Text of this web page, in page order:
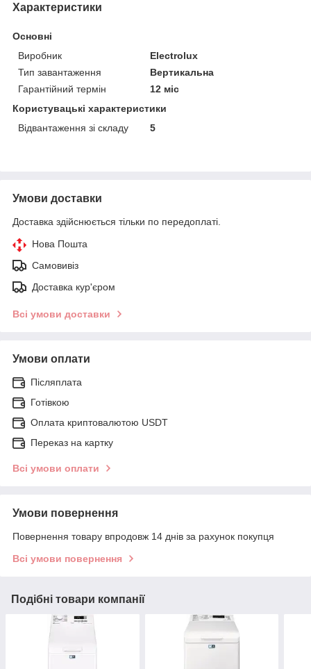
Характеристики
Основні
Виробник
Electrolux
Тип завантаження
Вертикальна
Гарантійний термін
12 міс
Користувацькi характеристики
Відвантаження зі складу
5
Умови доставки
Доставка здійснюється тільки по передоплаті.
Нова Пошта
Самовивіз
Доставка кур'єром
Всі умови доставки
Умови оплати
Післяплата
Готівкою
Оплата криптовалютою USDT
Переказ на картку
Всі умови оплати
Умови повернення
Повернення товару впродовж 14 днів за рахунок покупця
Всі умови повернення
Подібні товари компанії